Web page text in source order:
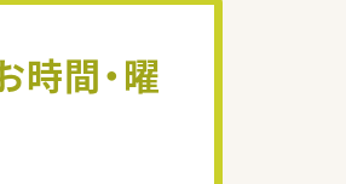
間・曜